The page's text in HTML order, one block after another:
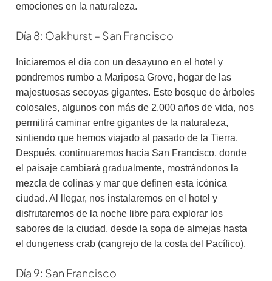
emociones en la naturaleza.
Día 8: Oakhurst – San Francisco
Iniciaremos el día con un desayuno en el hotel y
pondremos rumbo a Mariposa Grove, hogar de las
majestuosas secoyas gigantes. Este bosque de árboles
colosales, algunos con más de 2.000 años de vida, nos
permitirá caminar entre gigantes de la naturaleza,
sintiendo que hemos viajado al pasado de la Tierra.
Después, continuaremos hacia San Francisco, donde
el paisaje cambiará gradualmente, mostrándonos la
mezcla de colinas y mar que definen esta icónica
ciudad. Al llegar, nos instalaremos en el hotel y
disfrutaremos de la noche libre para explorar los
sabores de la ciudad, desde la sopa de almejas hasta
el dungeness crab (cangrejo de la costa del Pacífico).
Día 9: San Francisco